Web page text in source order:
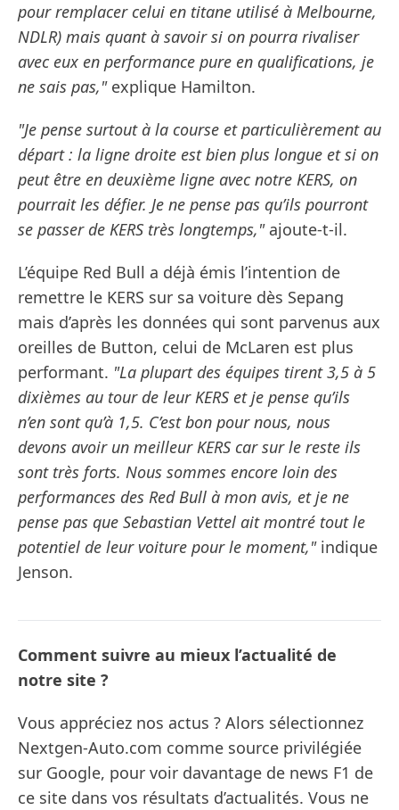
pour remplacer celui en titane utilisé à Melbourne,
NDLR) mais quant à savoir si on pourra rivaliser
avec eux en performance pure en qualifications, je
ne sais pas,"explique Hamilton.
"Je pense surtout à la course et particulièrement au
départ : la ligne droite est bien plus longue et si on
peut être en deuxième ligne avec notre KERS, on
pourrait les défier. Je ne pense pas qu’ils pourront
se passer de KERS très longtemps,"ajoute-t-il.
L’équipe Red Bull a déjà émis l’intention de
remettre le KERS sur sa voiture dès Sepang
mais d’après les données qui sont parvenus aux
oreilles de Button, celui de McLaren est plus
performant. "La plupart des équipes tirent 3,5 à 5
dixièmes au tour de leur KERS et je pense qu’ils
n’en sont qu’à 1,5. C’est bon pour nous, nous
devons avoir un meilleur KERS car sur le reste ils
sont très forts. Nous sommes encore loin des
performances des Red Bull à mon avis, et je ne
pense pas que Sebastian Vettel ait montré tout le
potentiel de leur voiture pour le moment,"indique
Jenson.
Comment suivre au mieux l’actualité de
notre site ?
Vous appréciez nos actus ? Alors sélectionnez
Nextgen-Auto.com comme source privilégiée
sur Google, pour voir davantage de news F1 de
ce site dans vos résultats d’actualités. Vous ne